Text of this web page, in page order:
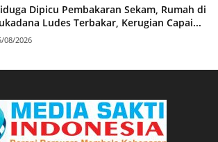
Dipicu Pembakaran Sekam, Rumah di
Ludes Terbakar, Kerugian Capai...
08/2026